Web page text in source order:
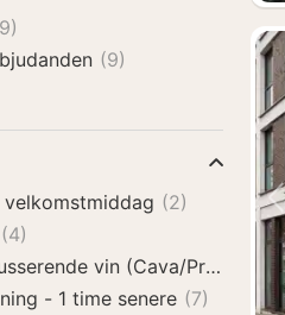
(9)
(2)
(4)
vin (Cava/Prosecco)
- 1 time senere (7)